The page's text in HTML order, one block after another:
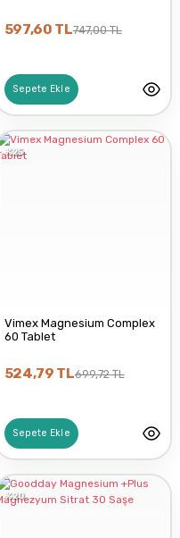
597,60 TL747,00 TL
Sepete Ekle
%25
Vimex Magnesium Complex
60 Tablet
524,79 TL699,72 TL
Sepete Ekle
%20